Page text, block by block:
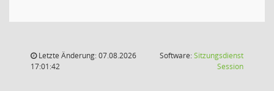
Letzte Änderung: 07.08.2026
17:01:42
Software:Sitzungsdienst
Session(Wird in